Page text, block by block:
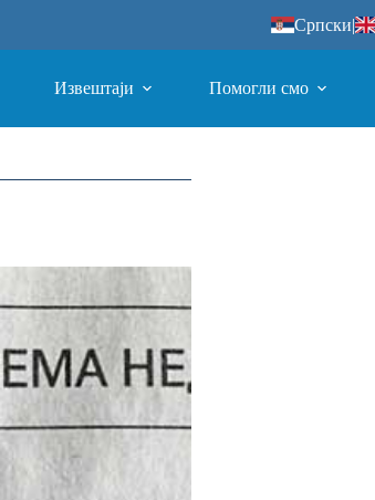
Српски|
Извештаји Помогли смо